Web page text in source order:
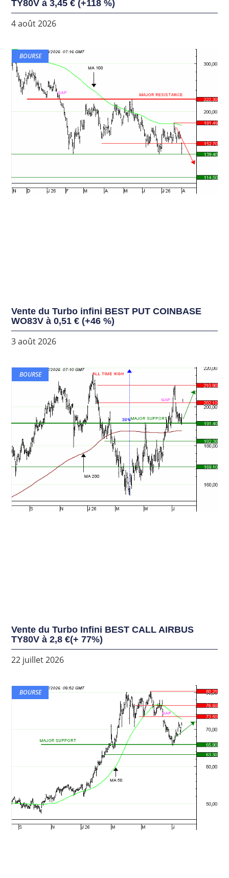
TY80V à 3,45 € (+118 %)
4 août 2026
BOURSE
Vente du Turbo infini BEST PUT COINBASE
WO83V à 0,51 € (+46 %)
3 août 2026
BOURSE
Vente du Turbo Infini BEST CALL AIRBUS
TY80V à 2,8 €(+ 77%)
22 juillet 2026
BOURSE